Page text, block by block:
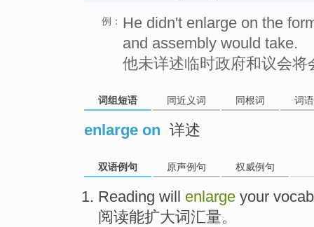
例： He didn't enlarge on the
and assembly would take.
他未详述临时政府和议会将
词组短语 同近义词 同根词 词
enlarge on 详述
双语例句 原声例句 权威例句
Reading will enlarge your
阅读能扩大词汇量。